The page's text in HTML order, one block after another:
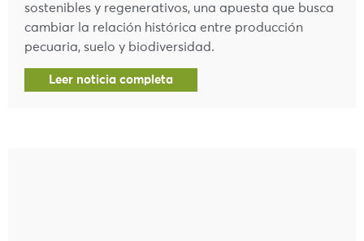
sostenibles y regenerativos, una apuesta que busca
cambiar la relación histórica entre producción
pecuaria, suelo y biodiversidad.
Leer noticia completa